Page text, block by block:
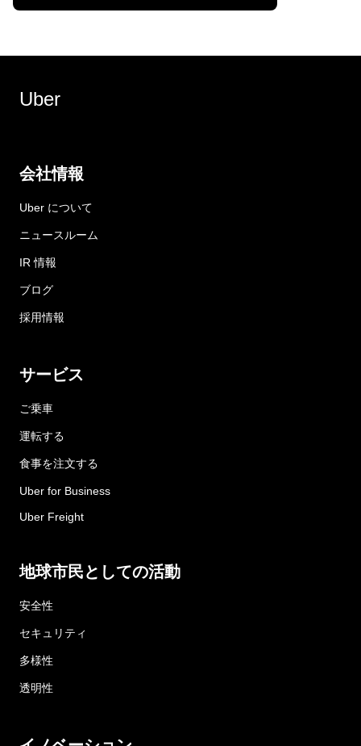
Uber
会社情報
Uber について
ニュースルーム
IR 情報
ブログ
採用情報
サービス
ご乗車
運転する
食事を注文する
Uber for Business
Uber Freight
地球市民としての活動
安全性
セキュリティ
多様性
透明性